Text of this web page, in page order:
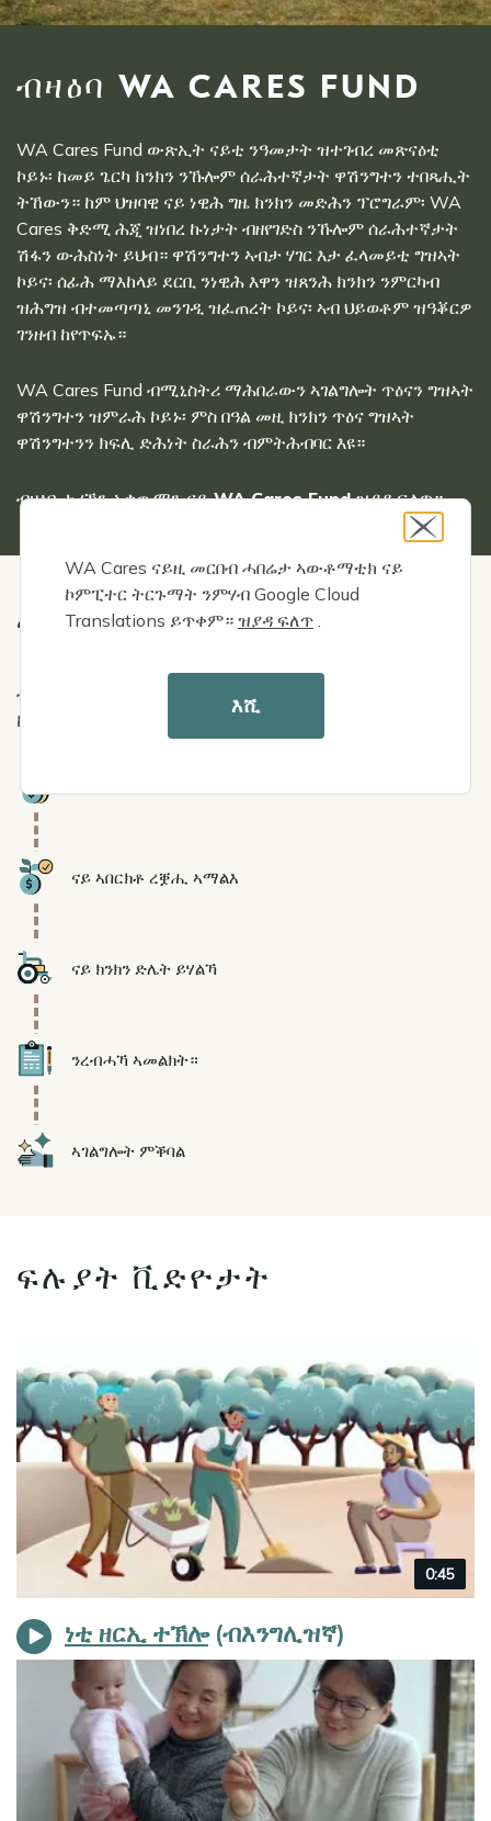
ብዛዕባ WA CARES FUND
WA Cares Fund ውጽኢት ናይቲ ንዓመታት ዝተገብረ መጽናዕቲ
ኮይኑ፡ ከመይ ጌርካ ክንክን ንኹሎም ሰራሕተኛታት ዋሽንግተን ተበጻሒት
ትኸውን። ከም ህዝባዊ ናይ ነዊሕ ግዜ ክንክን መድሕን ፕሮግራም፡ WA
Cares ቅድሚ ሕጂ ዝነበረ ኩነታት ብዘየገድስ ንኹሎም ሰራሕተኛታት
ሽፋን ውሕስነት ይህብ። ዋሽንግተን ኣብታ ሃገር እታ ፈላመይቲ ግዝኣት
ኮይና፡ ሰፊሕ ማእከላይ ደርቢ ንነዊሕ እዋን ዝጸንሕ ክንክን ንምርካብ
ዝሕግዝ ብተመጣጣኒ መንገዲ ዝፈጠረት ኮይና፡ ኣብ ህይወቶም ዝዓቖርዎ
ገንዘብ ከየጥፍኡ።
WA Cares Fund ብሚኒስትሪ ማሕበራውን ኣገልግሎት ጥዕናን ግዝኣት
ዋሽንግተን ዝምራሕ ኮይኑ፡ ምስ በዓል መዚ ክንክን ጥዕና ግዝኣት
ዋሽንግተንን ክፍሊ ድሕነት ስራሕን ብምትሕብባር እዩ።
ብዛዕባታሪኽን ኣቃውማን ናይ WA Cares Fund ዝያዳ ፍለጥ።
እቲ ፈንድ ብኸመይ ከም ዝሰርሕ
ብዛዕባ
ዝርዝር ርአ ፣ እንተላይ ኣበርክቶ፣ ብቕዓት፣
ከምኡ’ውን ንጥቕምታት ምሕታት
Icon ናይ ኣበርክቶ ረቛሒ ኣማልእ
Icon ናይ ክንክን ድሌት ይሃልኻ
Icon ንረብሓኻ ኣመልክት።
Icon ኣገልግሎት ምቕባል
ፍሉያት ቪድዮታት
Video
duration
0:45
ነቲ ዘርኢ ተኽሎ
WA Cares ናይዚ መርበብ ሓበሬታ ኣውቶማቲክ ናይ
ኮምፒተር ትርጉማት ንምሃብ Google Cloud
Translations ይጥቀም። ዝያዳ ፍለጥ.
እሺ